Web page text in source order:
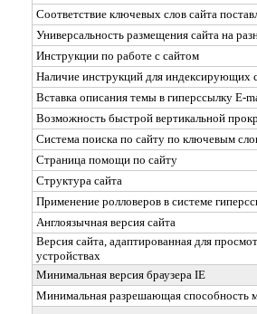
Соответствие ключевых слов сайта
Универсальность размещения сайта на
Инструкции по работе с сайтом
Наличие инструкций для индексирующих
Вставка описания темы в гиперссылку E-
Возможность быстрой вертикальной
Система поиска по сайту по ключевым
Страница помощи по сайту
Структура сайта
Применение ролловеров в системе
Англоязычная версия сайта
Версия сайта, адаптированная для
устройствах
Минимальная версия браузера IE
Минимальная разрешающая способность